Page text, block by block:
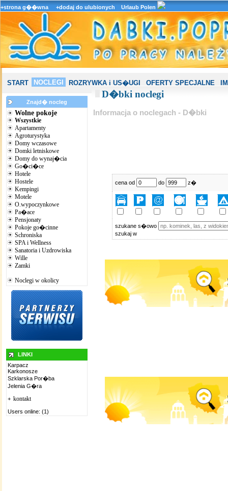
+strona g��wna +dodaj do ulubionych Urlaub Polen
START NOCLEGI ROZRYWKA i US�UGI OFERTY SPECJALNE
Znajd� nocleg
Wolne pokoje
Wszystkie
Apartamenty
Agroturystyka
Domy wczasowe
Domki letniskowe
Domy do wynaj�cia
Go�ci�ce
Hotele
Hostele
Kempingi
Motele
O.wypoczynkowe
Pa�ace
Pensjonaty
Pokoje go�cinne
Schroniska
SPA i Wellness
Sanatoria i Uzdrowiska
Wille
Zamki
Noclegi w okolicy
LINKI
Karpacz
Karkonosze
Szklarska Por�ba
Jelenia G�ra
+ kontakt
Users online: (1)
D�bki noclegi
Informacja o noclegach - D�bki
cena od do z�
szukane s�owo
szukaj w